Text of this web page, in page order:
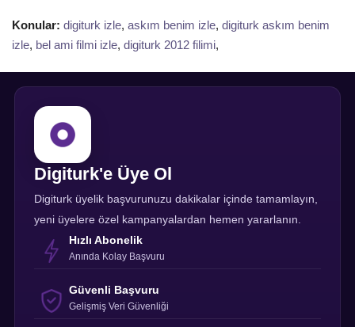
Konular: digiturk izle, askım benim izle, digiturk askım benim
izle, bel ami filmi izle, digiturk 2012 filimi,
Digiturk'e Üye Ol
Digiturk üyelik başvurunuzu dakikalar içinde tamamlayın,
yeni üyelere özel kampanyalardan hemen yararlanın.
Hızlı Abonelik
Anında Kolay Başvuru
Güvenli Başvuru
Gelişmiş Veri Güvenliği